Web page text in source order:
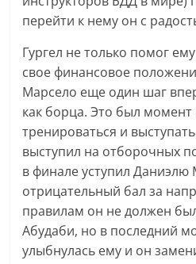
перейти к нему он с
Гургел не только помог
свое финансовое
Марсело еще один шаг
как борца. Это был момент
тренироваться и
выступил на отборочных
в финале уступил Даниэлю
отрицательный бал за
правилам он не должен
Абудаби, но в последний
улыбнулась ему и он